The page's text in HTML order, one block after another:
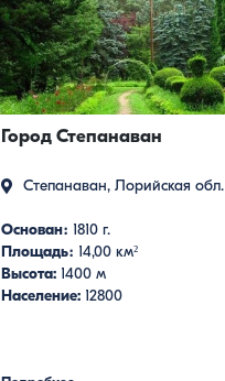
Город Степанаван
Степанаван, Лорийская обл.
Основан։ 1810 г.
Площадь։ 14,00 км²
Высота:1400 м
Население:12800